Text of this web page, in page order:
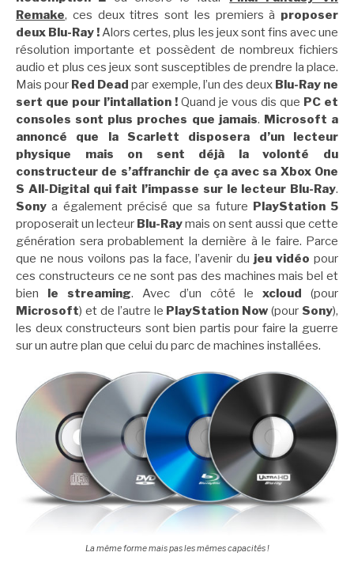
Remake, ces deux titres sont les premiers à proposer
deux Blu-Ray !Alors certes, plus les jeux sont fins avec une
résolution importante et possèdent de nombreux fichiers
audio et plus ces jeux sont susceptibles de prendre la place.
Mais pour Red Deadpar exemple, l’un des deux Blu-Ray ne
sert que pour l’intallation ! Quand je vous dis que PC et
consoles sont plus proches que jamais. Microsoft a
annoncé que la Scarlett disposera d’un lecteur
physique mais on sent déjà la volonté du
constructeur de s’affranchir de ça avec sa Xbox One
S All-Digital qui fait l’impasse sur le lecteur Blu-Ray.
Sonya également précisé que sa future PlayStation 5
proposerait un lecteur Blu-Raymais on sent aussi que cette
génération sera probablement la dernière à le faire. Parce
que ne nous voilons pas la face, l’avenir dujeu vidéo pour
ces constructeurs ce ne sont pas des machines mais bel et
bien le streaming. Avec d’un côté le xcloud (pour
Microsoft) et de l’autre le PlayStation Now(pour Sony),
les deux constructeurs sont bien partis pour faire la guerre
sur un autre plan que celui du parc de machines installées.
La même forme mais pas les mêmes capacités !